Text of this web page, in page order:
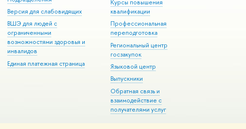
Версия для слабовидящих
ВШЭ для людей с
ограниченными
возможностями здоровья и
инвалидов
Единая платежная страница
Курсы повышения
квалификации
Профессиональная
переподготовка
Региональный центр
госзакупок
Языковой центр
Выпускники
Обратная связь и
взаимодействие с
получателями услуг